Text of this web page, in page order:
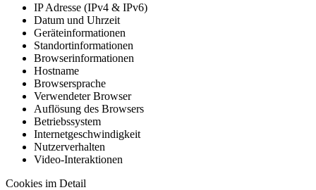
IP Adresse (IPv4 & IPv6)
Datum und Uhrzeit
Geräteinformationen
Standortinformationen
Browserinformationen
Hostname
Browsersprache
Verwendeter Browser
Auflösung des Browsers
Betriebssystem
Internetgeschwindigkeit
Nutzerverhalten
Video-Interaktionen
Cookies im Detail